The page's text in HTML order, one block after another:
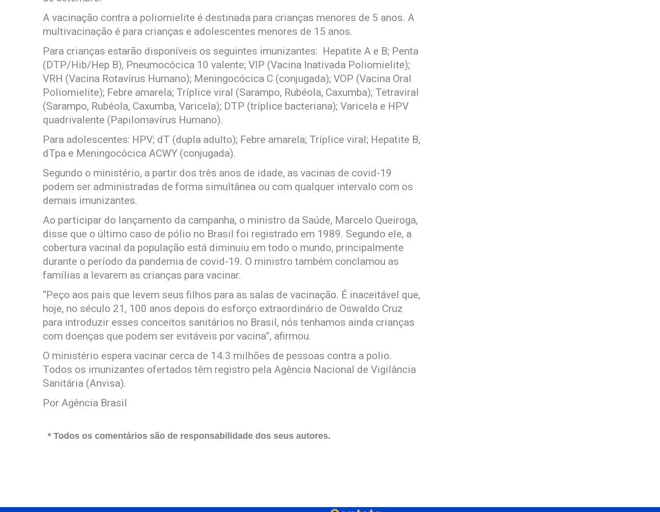
A vacinação contra a poliomielite é destinada para crianças menores de 5 anos. A
multivacinação é para crianças e adolescentes menores de 15 anos.
Para crianças estarão disponíveis os seguintes imunizantes: Hepatite A e B; Penta
(DTP/Hib/Hep B), Pneumocócica 10 valente; VIP (Vacina Inativada Poliomielite);
VRH (Vacina Rotavírus Humano); Meningocócica C (conjugada); VOP (Vacina Oral
Poliomielite); Febre amarela; Tríplice viral (Sarampo, Rubéola, Caxumba); Tetraviral
(Sarampo, Rubéola, Caxumba, Varicela); DTP (tríplice bacteriana); Varicela e HPV
quadrivalente (Papilomavírus Humano).
Para adolescentes: HPV; dT (dupla adulto); Febre amarela; Tríplice viral; Hepatite B,
dTpa e Meningocócica ACWY (conjugada).
Segundo o ministério, a partir dos três anos de idade, as vacinas de covid-19
podem ser administradas de forma simultânea ou com qualquer intervalo com os
demais imunizantes.
Ao participar do lançamento da campanha, o ministro da Saúde, Marcelo Queiroga,
disse que o último caso de pólio no Brasil foi registrado em 1989. Segundo ele, a
cobertura vacinal da população está diminuiu em todo o mundo, principalmente
durante o período da pandemia de covid-19. O ministro também conclamou as
famílias a levarem as crianças para vacinar.
“Peço aos pais que levem seus filhos para as salas de vacinação. É inaceitável que,
hoje, no século 21, 100 anos depois do esforço extraordinário de Oswaldo Cruz
para introduzir esses conceitos sanitários no Brasil, nós tenhamos ainda crianças
com doenças que podem ser evitáveis por vacina”, afirmou.
O ministério espera vacinar cerca de 14.3 milhões de pessoas contra a polio.
Todos os imunizantes ofertados têm registro pela Agência Nacional de Vigilância
Sanitária (Anvisa).
Por Agência Brasil
* Todos os comentários são de responsabilidade dos seus autores.